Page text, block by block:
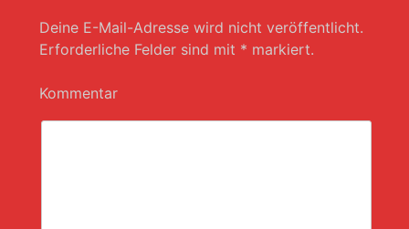
Deine E-Mail-Adresse wird nicht veröffentlicht.
Erforderliche Felder sind mit * markiert.
Kommentar